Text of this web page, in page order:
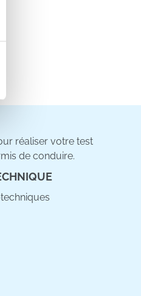
réaliser votre test
de conduire.